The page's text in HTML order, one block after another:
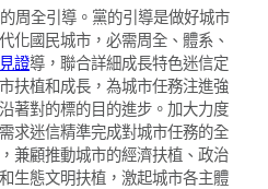
周全引導。黨的引導是做好城市
化國民城市，必需周全、體系、
見證導，聯合詳細成長特色迷信定
扶植和成長，為城市任務注進強
著對的標的目的進步。加大力度
求迷信精準完成對城市任務的全
兼顧推動城市的經濟扶植、政治
生態文明扶植，激起城市各主體